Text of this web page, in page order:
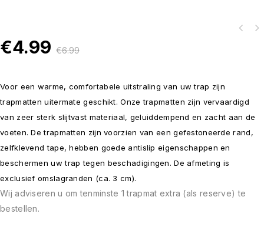
€4.99 €6.99
Voor een warme, comfortabele uitstraling van uw trap zijn
trapmatten uitermate geschikt. Onze trapmatten zijn vervaardigd
van zeer sterk slijtvast materiaal, geluiddempend en zacht aan de
voeten. De trapmatten zijn voorzien van een gefestoneerde rand,
zelfklevend tape, hebben goede antislip eigenschappen en
beschermen uw trap tegen beschadigingen. De afmeting is
exclusief omslagranden (ca. 3 cm).
Wij adviseren u om tenminste 1 trapmat extra (als reserve) te
bestellen.